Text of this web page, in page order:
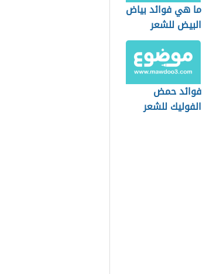
ما هي فوائد بياض
البيض للشعر
فوائد حمض
الفوليك للشعر